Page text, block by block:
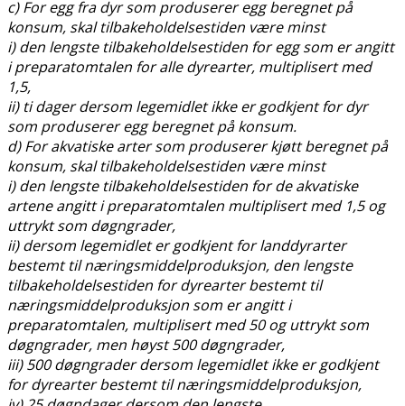
c) For egg fra dyr som produserer egg beregnet på
konsum, skal tilbakeholdelsestiden være minst
i) den lengste tilbakeholdelsestiden for egg som er angitt
i preparatomtalen for alle dyrearter, multiplisert med
1,5,
ii) ti dager dersom legemidlet ikke er godkjent for dyr
som produserer egg beregnet på konsum.
d) For akvatiske arter som produserer kjøtt beregnet på
konsum, skal tilbakeholdelsestiden være minst
i) den lengste tilbakeholdelsestiden for de akvatiske
artene angitt i preparatomtalen multiplisert med 1,5 og
uttrykt som døgngrader,
ii) dersom legemidlet er godkjent for landdyrarter
bestemt til næringsmiddelproduksjon, den lengste
tilbakeholdelsestiden for dyrearter bestemt til
næringsmiddelproduksjon som er angitt i
preparatomtalen, multiplisert med 50 og uttrykt som
døgngrader, men høyst 500 døgngrader,
iii) 500 døgngrader dersom legemidlet ikke er godkjent
for dyrearter bestemt til næringsmiddelproduksjon,